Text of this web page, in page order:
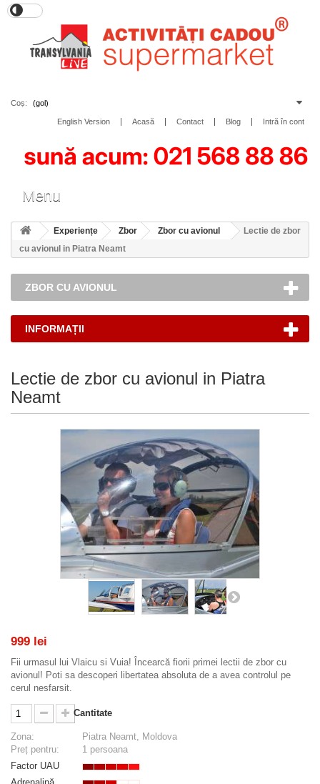
Coș: (gol)
Intră în cont
Blog
Contact
Acasă
English Version
Menu
Experiențe Zbor Zbor cu avionul
Lectie de zbor
cu avionul in Piatra Neamt
ZBOR CU AVIONUL
INFORMAȚII
Lectie de zbor cu avionul in Piatra
Neamt
999 lei
Fii urmasul lui Vlaicu si Vuia! Încearcă fiorii primei lectii de zbor cu
avionul! Poti sa descoperi libertatea absoluta de a avea controlul pe
cerul nesfarsit.
Cantitate
Zona:
Piatra Neamt, Moldova
Preț pentru:
1 persoana
Factor UAU